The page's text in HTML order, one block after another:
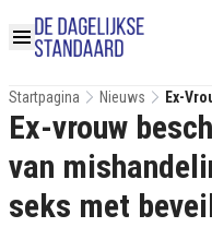
Startpagina Nieuws
Ex-
Ex-vrouw
van
seks met